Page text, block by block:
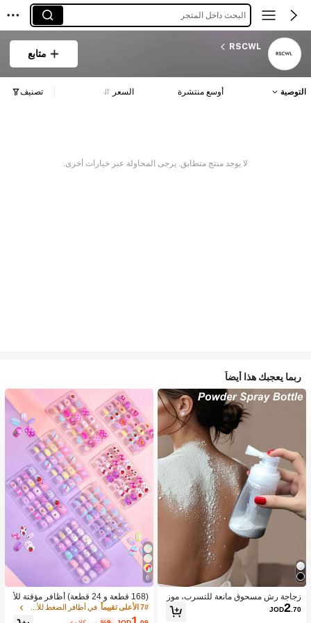
البحث داخل المتجر
RSCWL
متابع
التوصية أوسع منتشرة السعر تصنيف
لا يوجد منتج متطابق. يرجى المحاولة عبر خيارات أخرى.
ربما يعجبك هذا أيضاً
زجاجة رش مسحوق مانعة للتسرب، موز
ع مسحوق متعدد الاستخدامات، هزاز مس
حوق تالك منزلي محمول، حاوية قابلة لإعا
JOD2.70
6
(168 قطعة و 24 قطعة) أظافر مؤقتة للأ
طفال للبنات، أظافر Naio Kids الزائفة،
أظافر ملصقة مسبقة اللصق، طقم أظافر
7# الأعلى تقييماً في أظافر الضغط للأطفال